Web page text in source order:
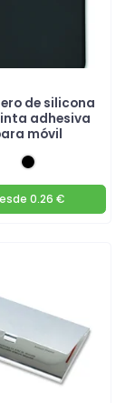
de silicona
adhesiva
móvil
0.26 €